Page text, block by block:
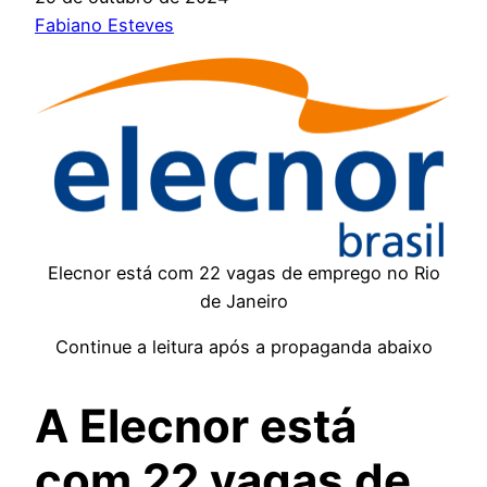
Fabiano Esteves
Elecnor está com 22 vagas de emprego no Rio
de Janeiro
Continue a leitura após a propaganda abaixo
A Elecnor está